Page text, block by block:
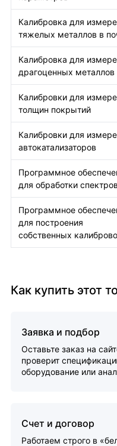
Калибровка для
тяжелых металлов в
Калибровка для
драгоценных металлов
Калибровки для
толщин покрытий
Калибровки для
автокатализаторов
Программное
для обработки спектров
Программное
для построения
собственных
Как купить этот
Заявка и подбор
Оставьте заказ на
проверит
оборудование или
Счет и договор
Работаем строго в